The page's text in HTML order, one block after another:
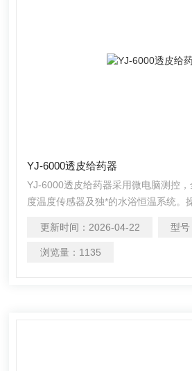
YJ-6000透皮给药器
YJ-6000透皮给药器采用微电脑测控
度温度传感器及独*的水浴恒温系统。
厂、学校、科研单位及化妆品行业检
更新时间： 2026-04-22 型号
浏览量： 1135